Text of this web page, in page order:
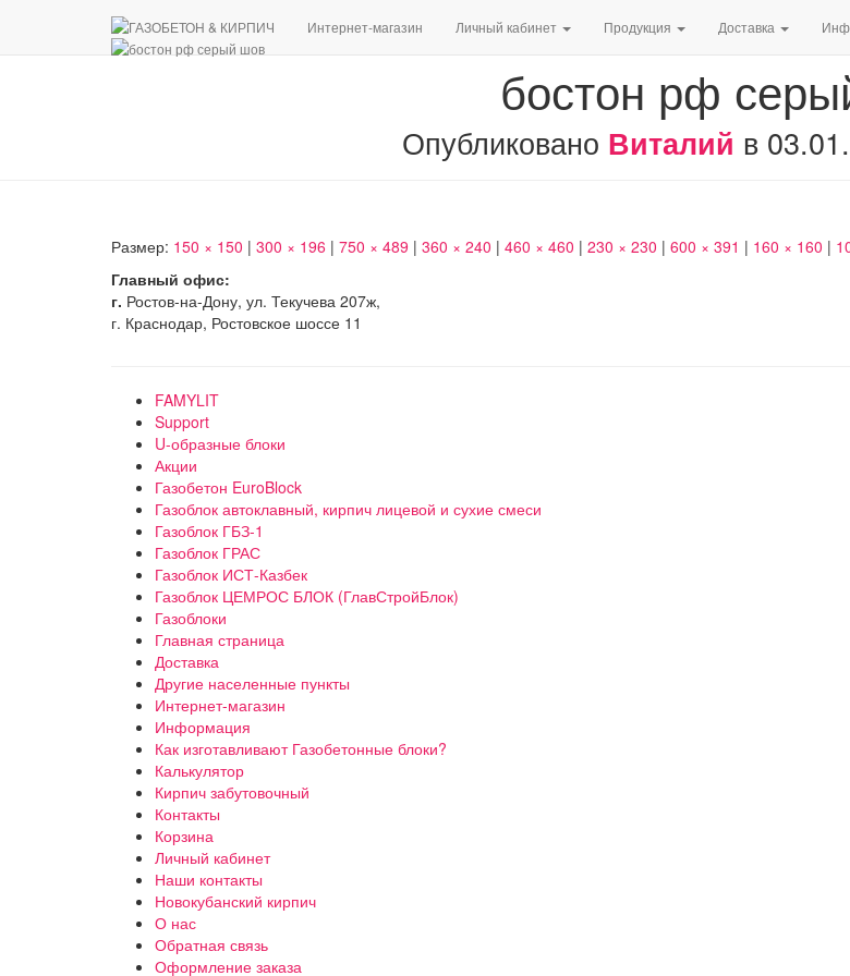
Интернет-магазин Личный кабинет Продукция Доставка
бостон рф
Опубликовано Виталий в
Размер: 150 × 150 | 300 × 196 | 750 × 489 | 360 × 240 | 460 × 460 | 230 × 230 | 600 × 391 | 160 × 160 |
Главный офис:
г. Ростов-на-Дону, ул. Текучева 207ж,
г. Краснодар, Ростовское шоссе 11
FAMYLIT
Support
U-образные блоки
Акции
Газобетон EuroBlock
Газоблок автоклавный, кирпич лицевой и сухие смеси
Газоблок ГБЗ-1
Газоблок ГРАС
Газоблок ИСТ-Казбек
Газоблок ЦЕМРОС БЛОК (ГлавСтройБлок)
Газоблоки
Главная страница
Доставка
Другие населенные пункты
Интернет-магазин
Информация
Как изготавливают Газобетонные блоки?
Калькулятор
Кирпич забутовочный
Контакты
Корзина
Личный кабинет
Наши контакты
Новокубанский кирпич
О нас
Обратная связь
Оформление заказа